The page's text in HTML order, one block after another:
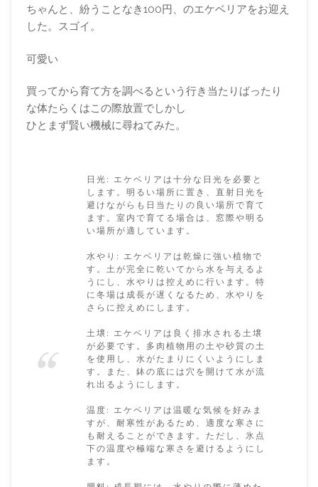
ちゃんと、紛うことなき100円、のエケベリアをお迎え
した。スゴイ。
可愛い
買ってから育て方を調べるという行き当たりばったり
な体たらくはこの際放置でしかし
ひとまず賢い機械に尋ねてみた。
日光: エケベリアは十分な日光を必要と
します。明るい場所に置き、直射日光を
避けながらも日当たりの良い場所で育て
ます。室内で育てる場合は、窓際や明る
い場所が適しています。
水やり: エケベリアは乾燥に強い植物で
す。土が完全に乾いてから水を与えるよ
うにし、水やりは控えめに行います。特
に冬場は成長が遅くなるため、水やりを
さらに控えめにします。
土壌: エケベリアは良く排水される土壌
が必要です。多肉植物用の土や砂質の土
を使用し、水がたまりにくいようにしま
す。また、鉢の底には穴を開けて水が流
れ出るようにします。
温度: エケベリアは温暖な気候を好みま
すが、耐寒性があるため、適度な寒さに
も耐えることができます。ただし、氷点
下の温度や極端な寒さを避けるようにし
ます。